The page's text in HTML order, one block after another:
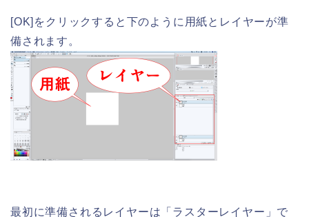
[OK]をクリックすると下のように用紙とレイヤーが準
備されます。
最初に準備されるレイヤーは「ラスターレイヤー」で